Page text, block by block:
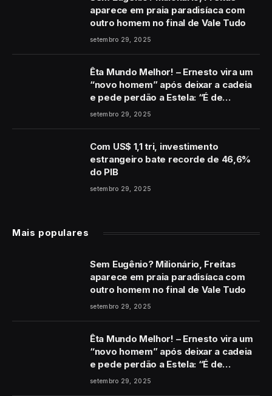
aparece em praia paradisíaca com
outro homem no final de Vale Tudo
setembro 29, 2025
Êta Mundo Melhor! – Ernesto vira um
“novo homem” após deixar a cadeia
e pede perdão a Estela: “É de
coração”
setembro 29, 2025
Com US$ 1,1 tri, investimento
estrangeiro bate recorde de 46,6%
do PIB
setembro 29, 2025
Mais populares
Sem Eugênio? Milionário, Freitas
aparece em praia paradisíaca com
outro homem no final de Vale Tudo
setembro 29, 2025
Êta Mundo Melhor! – Ernesto vira um
“novo homem” após deixar a cadeia
e pede perdão a Estela: “É de
coração”
setembro 29, 2025